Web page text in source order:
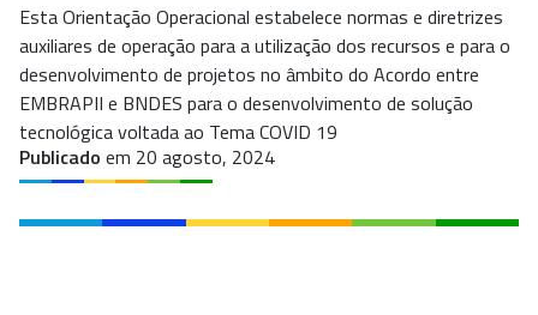
Esta Orientação Operacional estabelece normas e diretrizes
auxiliares de operação para a utilização dos recursos e para o
desenvolvimento de projetos no âmbito do Acordo entre
EMBRAPII e BNDES para o desenvolvimento de solução
tecnológica voltada ao Tema COVID 19
Publicado em 20 agosto, 2024